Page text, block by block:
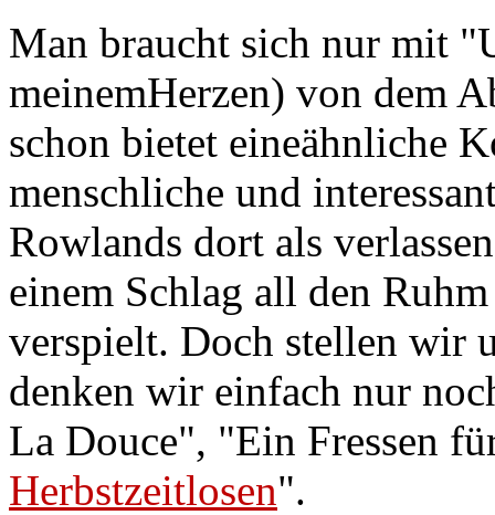
Man braucht sich nur mit
meinemHerzen) von dem
schon bietet eineähnliche
menschliche und
Rowlands dort als
einem Schlag all den
verspielt. Doch stellen wir
denken wir einfach nur
La Douce", "Ein Fressen
Herbstzeitlosen".